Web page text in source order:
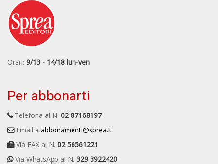
Orari: 9/13 - 14/18 lun-ven
Per abbonarti
Telefona al N. 02 87168197
Email a abbonamenti@sprea.it
Via FAX al N. 02 56561221
Via WhatsApp al N. 329 3922420